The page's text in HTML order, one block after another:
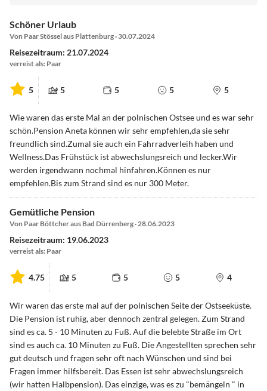
Schöner Urlaub
Von Paar Stössel aus Plattenburg · 30.07.2024
Reisezeitraum: 21.07.2024
verreist als: Paar
5 5 5 5 5
Wie waren das erste Mal an der polnischen Ostsee und es war sehr
schön.Pension Aneta können wir sehr empfehlen,da sie sehr
freundlich sind.Zumal sie auch ein Fahrradverleih haben und
Wellness.Das Frühstück ist abwechslungsreich und lecker.Wir
werden irgendwann nochmal hinfahren.Können es nur
empfehlen.Bis zum Strand sind es nur 300 Meter.
Gemütliche Pension
Von Paar Böttcher aus Bad Dürrenberg · 28.06.2023
Reisezeitraum: 19.06.2023
verreist als: Paar
4.75 5 5 5 4
Wir waren das erste mal auf der polnischen Seite der Ostseeküste.
Die Pension ist ruhig, aber dennoch zentral gelegen. Zum Strand
sind es ca. 5 - 10 Minuten zu Fuß. Auf die belebte Straße im Ort
sind es auch ca. 10 Minuten zu Fuß. Die Angestellten sprechen sehr
gut deutsch und fragen sehr oft nach Wünschen und sind bei
Fragen immer hilfsbereit. Das Essen ist sehr abwechslungsreich
(wir hatten Halbpension). Das einzige, was es zu "bemängeln " in